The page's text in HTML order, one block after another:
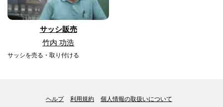
サッシ販売
竹内 功浩
サッシを売る・取り付ける
ヘルプ 利用規約 個人情報の取扱いについて